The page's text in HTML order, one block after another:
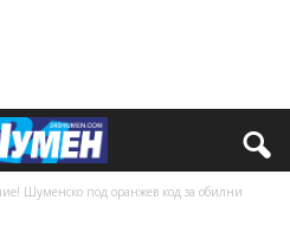
Шуменско под оранжев код за обилни